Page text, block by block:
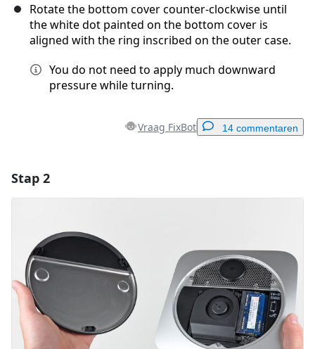
Rotate the bottom cover counter-clockwise until
the white dot painted on the bottom cover is
aligned with the ring inscribed on the outer case.
You do not need to apply much downward
pressure while turning.
Vraag FixBot 14 commentaren
Annuleren Plaats opmerking
Stap 2